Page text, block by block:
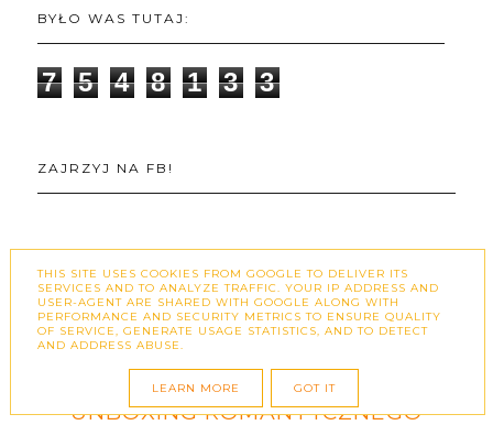
BYŁO WAS TUTAJ:
7 5 4 8 1 3 3
ZAJRZYJ NA FB!
POLECANY POST
PURE BEAUTY ROSE STORIES –
UNBOXING ROMANTYCZNEGO
THIS SITE USES COOKIES FROM GOOGLE TO DELIVER ITS
SERVICES AND TO ANALYZE TRAFFIC. YOUR IP ADDRESS AND
USER-AGENT ARE SHARED WITH GOOGLE ALONG WITH
PERFORMANCE AND SECURITY METRICS TO ENSURE QUALITY
OF SERVICE, GENERATE USAGE STATISTICS, AND TO DETECT
AND ADDRESS ABUSE.
LEARN MORE GOT IT